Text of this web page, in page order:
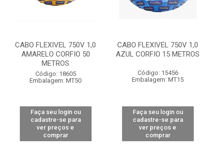
CABO FLEXIVEL 750V 1,0
AMARELO CORFIO 50
METROS
Código: 18605
Embalagem: MT50
Faça seu login ou
cadastre-se para
ver preços e
comprar
CABO FLEXIVEL 750V 1,0
AZUL CORFIO 15 METROS
Código: 15456
Embalagem: MT15
Faça seu login ou
cadastre-se para
ver preços e
comprar